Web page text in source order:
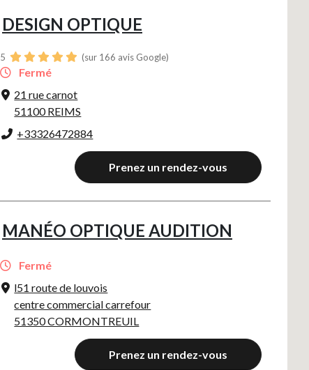
DESIGN OPTIQUE
5 (sur 166 avis Google)
Fermé
21 rue carnot
51100 REIMS
+33326472884
Prenez un rendez-vous
MANÉO OPTIQUE AUDITION
Fermé
l51 route de louvois
centre commercial carrefour
51350 CORMONTREUIL
Prenez un rendez-vous